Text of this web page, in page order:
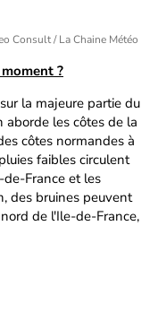
Consult / La Chaine Météo
?
la majeure partie du
aborde les côtes de la
côtes normandes à
faibles circulent
France et les
des bruines peuvent
de l'Ile-de-France,